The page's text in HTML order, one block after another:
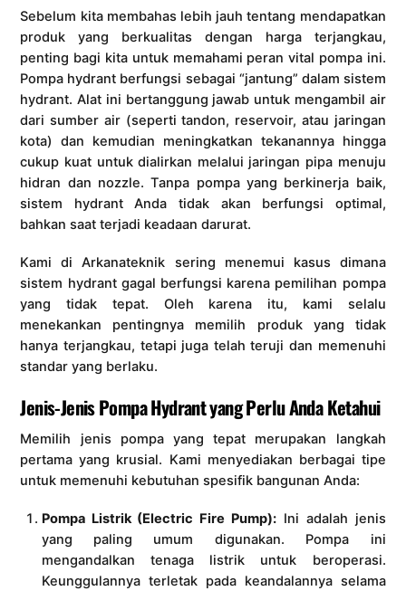
Sebelum kita membahas lebih jauh tentang mendapatkan
produk yang berkualitas dengan harga terjangkau,
penting bagi kita untuk memahami peran vital pompa ini.
Pompa hydrant berfungsi sebagai “jantung” dalam sistem
hydrant. Alat ini bertanggung jawab untuk mengambil air
dari sumber air (seperti tandon, reservoir, atau jaringan
kota) dan kemudian meningkatkan tekanannya hingga
cukup kuat untuk dialirkan melalui jaringan pipa menuju
hidran dan nozzle. Tanpa pompa yang berkinerja baik,
sistem hydrant Anda tidak akan berfungsi optimal,
bahkan saat terjadi keadaan darurat.
Kami di Arkanateknik sering menemui kasus dimana
sistem hydrant gagal berfungsi karena pemilihan pompa
yang tidak tepat. Oleh karena itu, kami selalu
menekankan pentingnya memilih produk yang tidak
hanya terjangkau, tetapi juga telah teruji dan memenuhi
standar yang berlaku.
Jenis-Jenis Pompa Hydrant yang Perlu Anda Ketahui
Memilih jenis pompa yang tepat merupakan langkah
pertama yang krusial. Kami menyediakan berbagai tipe
untuk memenuhi kebutuhan spesifik bangunan Anda:
Pompa Listrik (Electric Fire Pump): Ini adalah jenis
yang paling umum digunakan. Pompa ini
mengandalkan tenaga listrik untuk beroperasi.
Keunggulannya terletak pada keandalannya selama